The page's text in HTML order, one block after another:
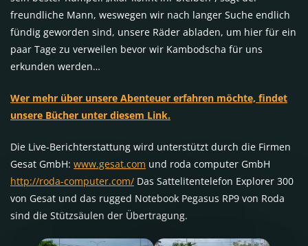
freundliche Mann, weswegen wir nach langer Suche endlich
fündig geworden sind, unsere Räder abladen, um hier für ein
paar Tage zu verweilen bevor wir Kambodscha für uns
erkunden werden…
Wer mehr über unsere Abenteuer erfahren möchte, findet
unsere Bücher unter diesem Link.
Die Live-Berichterstattung wird unterstützt durch die Firmen
Gesat GmbH: www.gesat.com und roda computer GmbH
http://roda-computer.com/ Das Sattelitentelefon Explorer 300
von Gesat und das rugged Notebook Pegasus RP9 von Roda
sind die Stützsäulen der Übertragung.